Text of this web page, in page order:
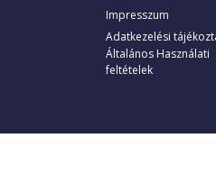
Impresszum
Adatkezelési
Általános Használati
feltételek